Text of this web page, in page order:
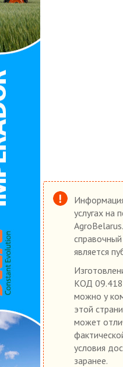
услугах на
является
КОД 09.418
можно у
этой
может
условия
заранее.